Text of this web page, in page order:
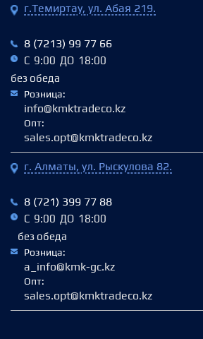
г.Темиртау, ул. Абая 219.
8 (7213) 99 77 66
С 9:00 ДО 18:00
без обеда
Розница:
info@kmktradeco.kz
Опт:
sales.opt@kmktradeco.kz
г. Алматы, ул. Рыскулова 82.
8 (721) 399 77 88
С 9:00 ДО 18:00
без обеда
Розница:
a_info@kmk-gc.kz
Опт:
sales.opt@kmktradeco.kz